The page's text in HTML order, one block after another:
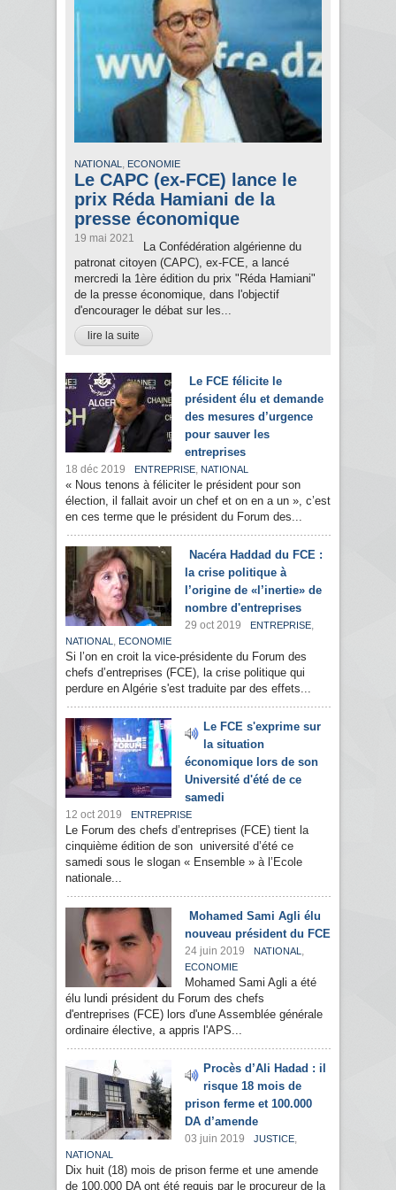
NATIONAL , ECONOMIE
Le CAPC (ex-FCE) lance le
prix Réda Hamiani de la
presse économique
19 mai 2021
La Confédération algérienne du
patronat citoyen (CAPC), ex-FCE, a lancé
mercredi la 1ère édition du prix "Réda Hamiani"
de la presse économique, dans l'objectif
d'encourager le débat sur les...
lire la suite
Le FCE félicite le
président élu et demande
des mesures d’urgence
pour sauver les
entreprises
18 déc 2019 ENTREPRISE, NATIONAL
« Nous tenons à féliciter le président pour son
élection, il fallait avoir un chef et on en a un », c’est
en ces terme que le président du Forum des...
Nacéra Haddad du FCE :
la crise politique à
l’origine de «l’inertie» de
nombre d'entreprises
29 oct 2019 ENTREPRISE,
NATIONAL , ECONOMIE
Si l’on en croit la vice-présidente du Forum des
chefs d’entreprises (FCE), la crise politique qui
perdure en Algérie s'est traduite par des effets...
Le FCE s'exprime sur
la situation
économique lors de son
Université d'été de ce
samedi
12 oct 2019 ENTREPRISE
Le Forum des chefs d’entreprises (FCE) tient la
cinquième édition de son université d’été ce
samedi sous le slogan « Ensemble » à l’Ecole
nationale...
Mohamed Sami Agli élu
nouveau président du FCE
24 juin 2019 NATIONAL ,
ECONOMIE
Mohamed Sami Agli a été
élu lundi président du Forum des chefs
d'entreprises (FCE) lors d'une Assemblée générale
ordinaire élective, a appris l'APS...
Procès d’Ali Hadad : il
risque 18 mois de
prison ferme et 100.000
DA d’amende
03 juin 2019 JUSTICE,
NATIONAL
Dix huit (18) mois de prison ferme et une amende
de 100.000 DA ont été requis par le procureur de la